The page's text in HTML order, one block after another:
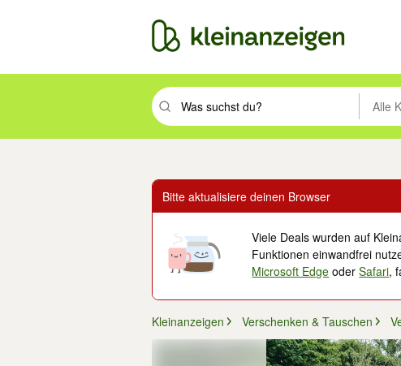
Suchbegriff eingeben. Eingabetaste drückenAlle
Bitte aktualisiere deinen Browser
Viele Deals wurden auf
Funktionen einwandfrei
Microsoft Edge oderSafari,
Kleinanzeigen Verschenken & Tauschen